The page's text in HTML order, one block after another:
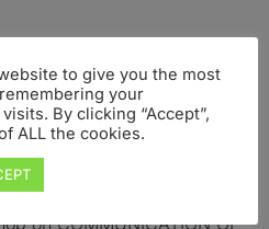
– FINALISTI
IN NEUROSCIENZE
on COMMUNICATION OF
to give you the most
your
By clicking “Accept”,
ALL the cookies.